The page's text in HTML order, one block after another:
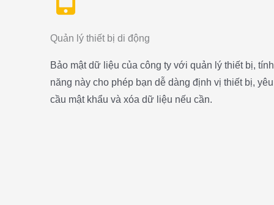
Quản lý thiết bị di động
Bảo mật dữ liệu của công ty với quản lý thiết bị, tính
năng này cho phép bạn dễ dàng định vị thiết bị, yêu
cầu mật khẩu và xóa dữ liệu nếu cần.